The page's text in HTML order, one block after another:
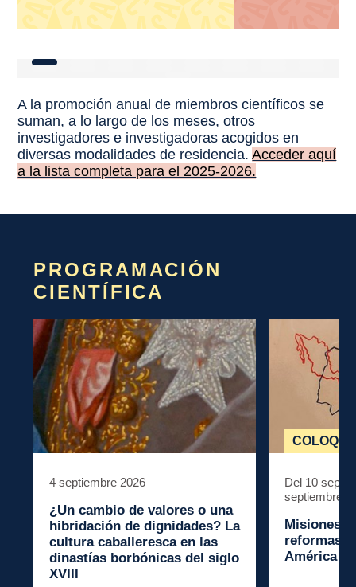
A la promoción anual de miembros científicos se
suman, a lo largo de los meses, otros
investigadores e investigadoras acogidos en
diversas modalidades de residencia.Acceder aquí
a la lista completa para el 2025-2026.
PROGRAMACIÓN
CIENTÍFICA
4 septiembre 2026
¿Un cambio de valores o una
hibridación de dignidades? La
cultura caballeresca en las
dinastías borbónicas del siglo
XVIII
Del 10
septiembre
Misiones
reformas
América